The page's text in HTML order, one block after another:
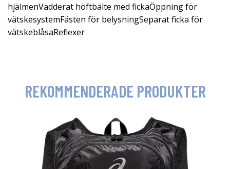
hjälmenVadderat höftbälte med fickaÖppning för
vätskesystemFästen för belysningSeparat ficka för
vätskeblåsaReflexer
REKOMMENDERADE PRODUKTER